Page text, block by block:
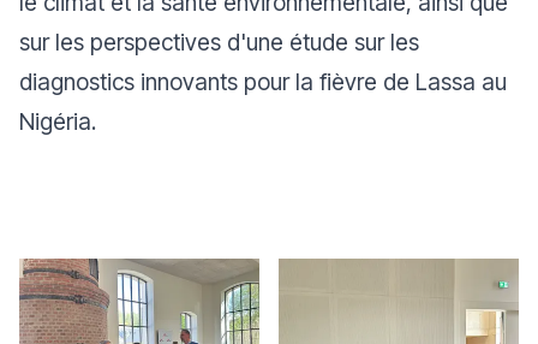
sur les perspectives d'une étude sur les
diagnostics innovants pour la fièvre de Lassa au
Nigéria.